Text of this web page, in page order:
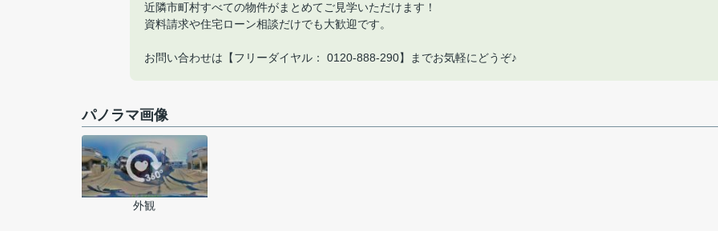
近隣市町村すべての物件がまとめてご見学いただけます！
資料請求や住宅ローン相談だけでも大歓迎です。
お問い合わせは【フリーダイヤル： 0120-888-290】までお気軽にどうぞ♪
パノラマ画像
外観